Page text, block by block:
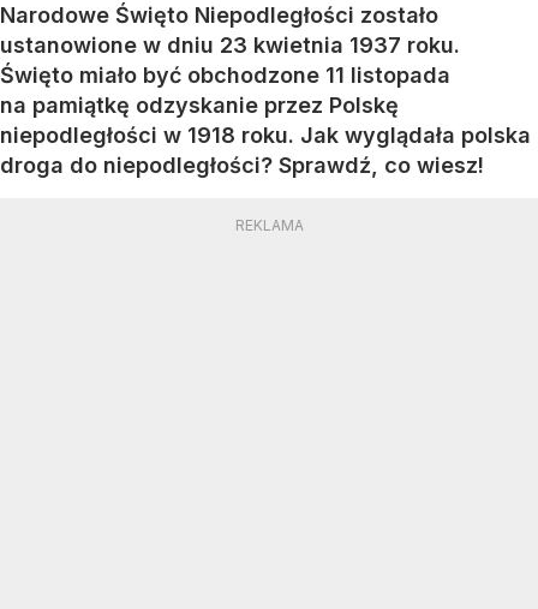
Narodowe Święto Niepodległości zostało
ustanowione w dniu 23 kwietnia 1937 roku.
Święto miało być obchodzone 11 listopada
na pamiątkę odzyskanie przez Polskę
niepodległości w 1918 roku. Jak wyglądała polska
droga do niepodległości? Sprawdź, co wiesz!